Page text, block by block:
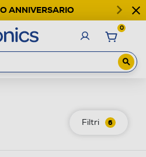
ANNIVERSARIO
0
Filtri 6